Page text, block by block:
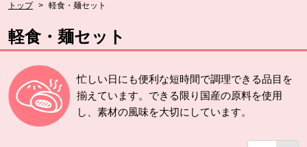
トップ > 軽食・麺セット
軽食・麺セット
忙しい日にも便利な短時間で調理できる品目を
揃えています。できる限り国産の原料を使用
し、素材の風味を大切にしています。